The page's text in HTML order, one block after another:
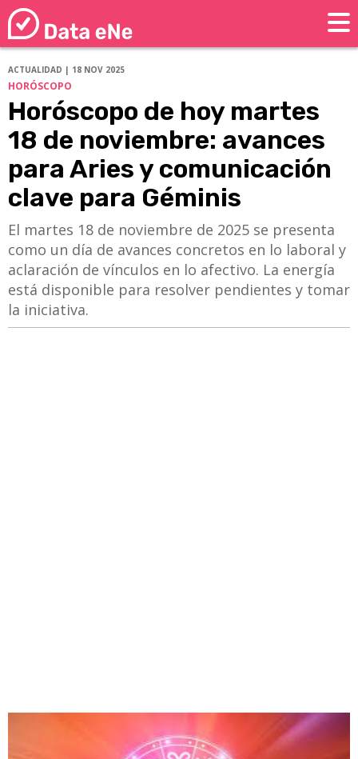
ACTUALIDAD | 18 NOV 2025
HORÓSCOPO
Horóscopo de hoy martes
18 de noviembre: avances
para Aries y comunicación
clave para Géminis
El martes 18 de noviembre de 2025 se presenta
como un día de avances concretos en lo laboral y
aclaración de vínculos en lo afectivo. La energía
está disponible para resolver pendientes y tomar
la iniciativa.